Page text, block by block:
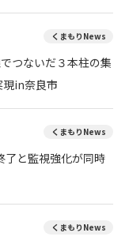
くまもりNews
つないだ３本柱の集
現in奈良市
くまもりNews
と監視強化が同時
くまもりNews